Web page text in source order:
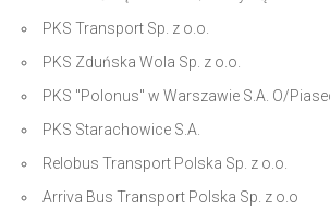
PKS Transport Sp. z o.o.
PKS Zduńska Wola Sp. z o.o.
PKS "Polonus" w Warszawie S.A. O/
PKS Starachowice S.A.
Relobus Transport Polska Sp. z o.o.
Arriva Bus Transport Polska Sp. z o.o